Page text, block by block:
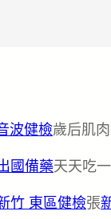
波健檢歲后肌
國備藥天天吃
竹 東區健檢張